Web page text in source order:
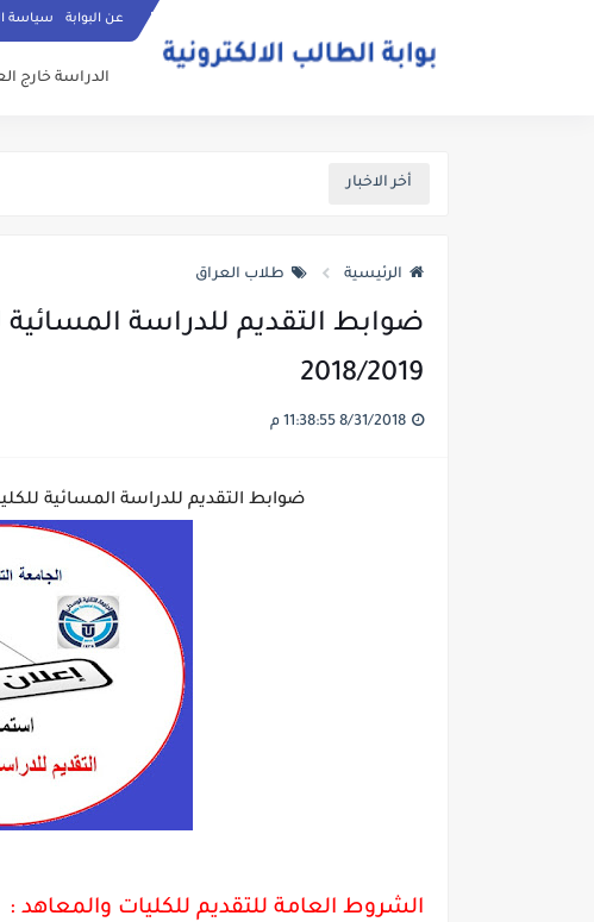
عن البوابة سياسة
الدراسة خارج
أخر الاخبار
الرئيسية طلاب العراق
ضوابط التقديم للدراسة المسائية
2018/2019
ضوابط التقديم للدراسة المسائية للكليات
الشروط العامة للتقديم للكليات والمعاهد :